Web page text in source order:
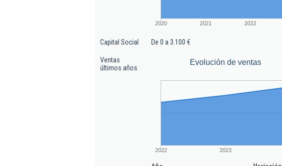
2020 2021 2022
Capital Social De 0 a 3.100 €
Ventas
últimos años
Evolución de ventas
2022 2023